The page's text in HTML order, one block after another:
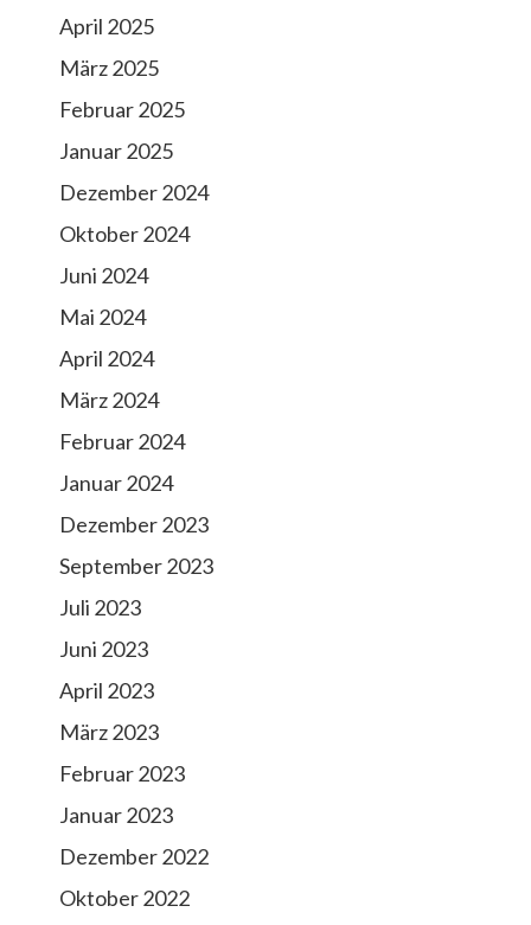
April 2025
März 2025
Februar 2025
Januar 2025
Dezember 2024
Oktober 2024
Juni 2024
Mai 2024
April 2024
März 2024
Februar 2024
Januar 2024
Dezember 2023
September 2023
Juli 2023
Juni 2023
April 2023
März 2023
Februar 2023
Januar 2023
Dezember 2022
Oktober 2022